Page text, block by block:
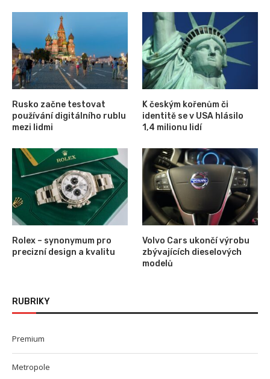
Rusko začne testovat
používání digitálního rublu
mezi lidmi
K českým kořenům či
identitě se v USA hlásilo
1,4 milionu lidí
Rolex – synonymum pro
precizní design a kvalitu
Volvo Cars ukončí výrobu
zbývajících dieselových
modelů
RUBRIKY
Premium
Metropole